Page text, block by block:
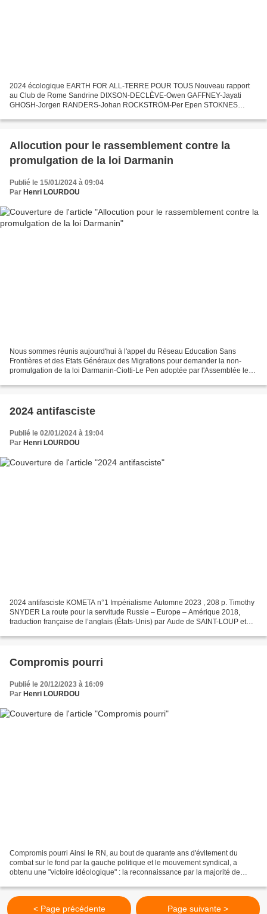
2024 écologique EARTH FOR ALL-TERRE POUR TOUS Nouveau rapport
au Club de Rome Sandrine DIXSON-DECLÈVE-Owen GAFFNEY-Jayati
GHOSH-Jorgen RANDERS-Johan ROCKSTRÖM-Per Epen STOKNES
302...
Allocution pour le rassemblement contre la
promulgation de la loi Darmanin
Publié le 15/01/2024 à 09:04
Par Henri LOURDOU
Nous sommes réunis aujourd'hui à l'appel du Réseau Education Sans
Frontières et des Etats Généraux des Migrations pour demander la non-
promulgation de la loi Darmanin-Ciotti-Le Pen adoptée par l'Assemblée le
2024 antifasciste
Publié le 02/01/2024 à 19:04
Par Henri LOURDOU
2024 antifasciste KOMETA n°1 Impérialisme Automne 2023 , 208 p. Timothy
SNYDER La route pour la servitude Russie – Europe – Amérique 2018,
traduction française de l’anglais (États-Unis) par Aude de SAINT-LOUP et
Compromis pourri
Publié le 20/12/2023 à 16:09
Par Henri LOURDOU
Compromis pourri Ainsi le RN, au bout de quarante ans d'évitement du
combat sur le fond par la gauche politique et le mouvement syndical, a
obtenu une "victoire idéologique" : la reconnaissance par la majorité de
< Page précédente Page suivante >